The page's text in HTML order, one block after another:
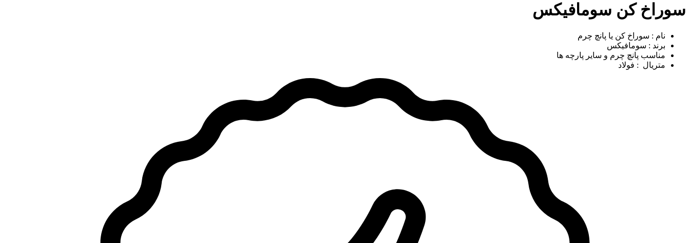
سوراخ کن سومافیکس
نام : سوراخ کن یا پانچ چرم
برند : سومافیکس
مناسب پانچ چرم و سایر پارچه ها
متریال : فولاد